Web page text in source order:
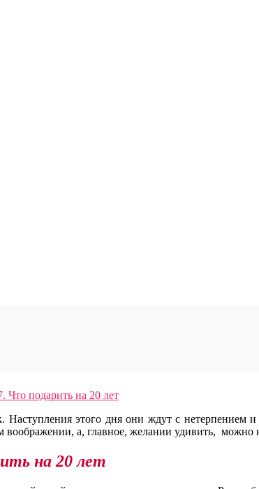
этого дня они ждут с нетерпением
воображении, а, главное, желании удивить, можно
на 20 лет